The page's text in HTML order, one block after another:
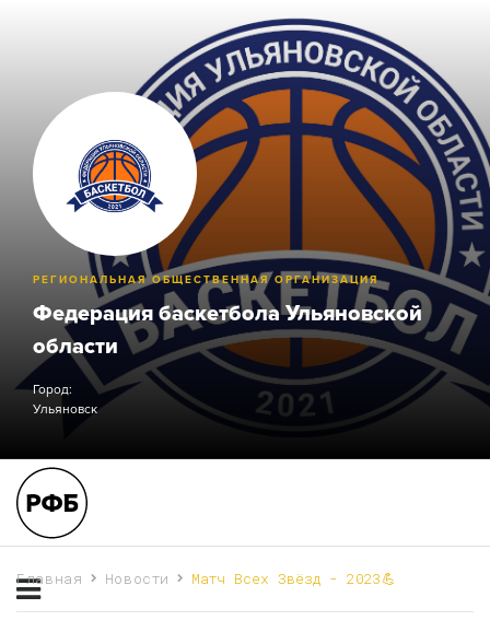
РЕГИОНАЛЬНАЯ ОБЩЕСТВЕННАЯ ОРГАНИЗАЦИЯ
Федерация баскетбола Ульяновской
области
Город:
Ульяновск
Главная Новости Матч Всех Звёзд - 2023💪